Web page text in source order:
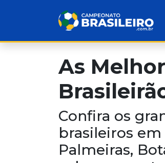
As
Confira os
brasileiros
Palmeiras,